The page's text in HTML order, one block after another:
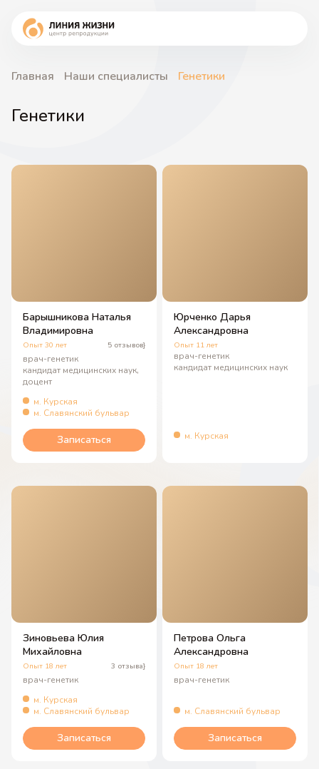
Главная Наши специалисты Генетики
Генетики
м. Курская
м. Славянский бульвар
Барышникова Наталья
Владимировна
врач-генетик
кандидат медицинских наук,
доцент
Опыт 30 лет 5 отзывов}
Записаться м. Курская
Юрченко Дарья
Александровна
врач-генетик
кандидат медицинских наук
Опыт 11 лет
м. Курская
м. Славянский бульвар
Зиновьева Юлия
Михайловна
врач-генетик
Опыт 18 лет 3 отзыва}
Записаться
м. Славянский бульвар
Петрова Ольга
Александровна
врач-генетик
Опыт 18 лет
Записаться